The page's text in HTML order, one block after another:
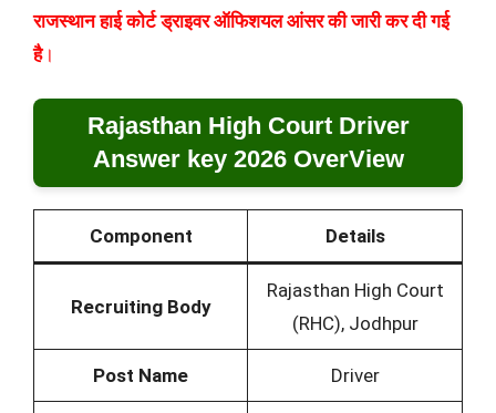
राजस्थान हाई कोर्ट ड्राइवर ऑफिशयल आंसर की जारी कर दी गई
है।
Rajasthan High Court Driver
Answer key 2026 OverView
Component Details
Recruiting Body
Rajasthan High Court
(RHC), Jodhpur
Post Name Driver